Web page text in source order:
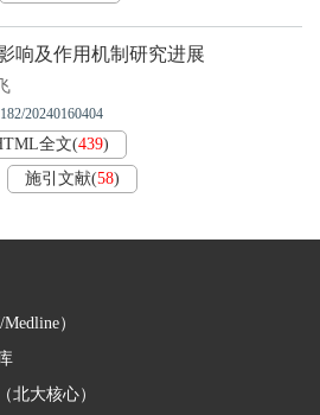
响及作用机制研究进展
20240160404
全文(439)
施引文献(58)
）
北大核心）